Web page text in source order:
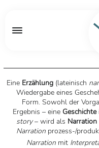
Eine Erzählung (lateinisch
Wiedergabe eines
Form. Sowohl der
Ergebnis – eine Geschichte
story– wird als Narration
Narrationprozess-/
Narration mit